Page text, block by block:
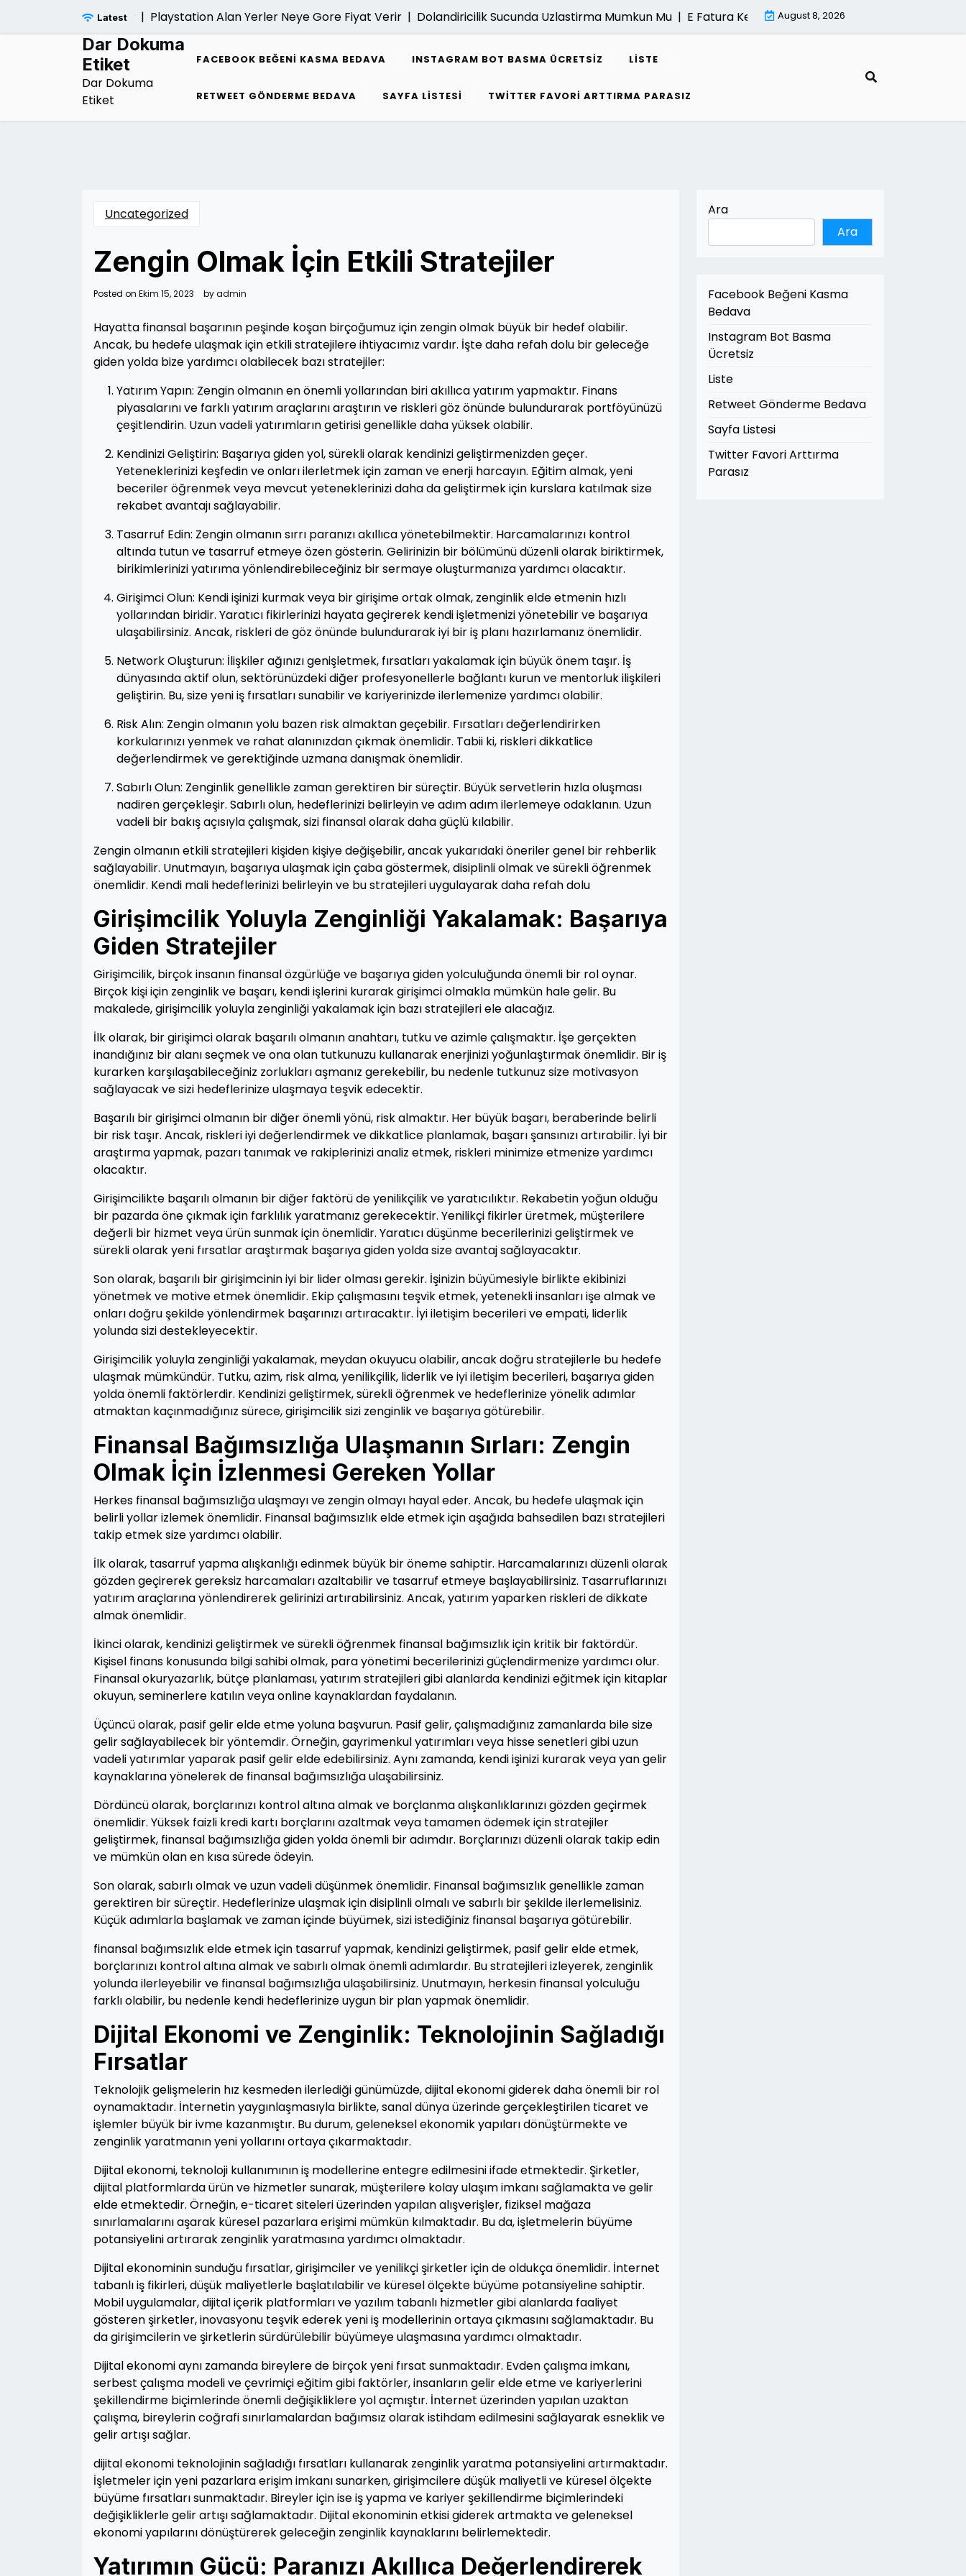
LatestPlaystation Alan Yerler Neye Gore Fiyat Verir |Dolandiricilik Sucunda Uzlastirma Mumkun Mu |E Fatura Kesme Sureci |Mimari Render Hizmeti
August 8, 2026
Dar Dokuma
Etiket
Dar Dokuma
Etiket
FACEBOOK BEĞENI KASMA BEDAVA INSTAGRAM BOT BASMA ÜCRETSIZ LISTE
RETWEET GÖNDERME BEDAVA SAYFA LISTESI TWITTER FAVORI ARTTIRMA PARASIZ
Uncategorized
Zengin Olmak İçin Etkili Stratejiler
Posted on Ekim 15, 2023 byadmin
Hayatta finansal başarının peşinde koşan birçoğumuz için zengin olmak büyük bir hedef olabilir.
Ancak, bu hedefe ulaşmak için etkili stratejilere ihtiyacımız vardır. İşte daha refah dolu bir geleceğe
giden yolda bize yardımcı olabilecek bazı stratejiler:
Yatırım Yapın: Zengin olmanın en önemli yollarından biri akıllıca yatırım yapmaktır. Finans
piyasalarını ve farklı yatırım araçlarını araştırın ve riskleri göz önünde bulundurarak portföyünüzü
çeşitlendirin. Uzun vadeli yatırımların getirisi genellikle daha yüksek olabilir.
Kendinizi Geliştirin: Başarıya giden yol, sürekli olarak kendinizi geliştirmenizden geçer.
Yeteneklerinizi keşfedin ve onları ilerletmek için zaman ve enerji harcayın. Eğitim almak, yeni
beceriler öğrenmek veya mevcut yeteneklerinizi daha da geliştirmek için kurslara katılmak size
rekabet avantajı sağlayabilir.
Tasarruf Edin: Zengin olmanın sırrı paranızı akıllıca yönetebilmektir. Harcamalarınızı kontrol
altında tutun ve tasarruf etmeye özen gösterin. Gelirinizin bir bölümünü düzenli olarak biriktirmek,
birikimlerinizi yatırıma yönlendirebileceğiniz bir sermaye oluşturmanıza yardımcı olacaktır.
Girişimci Olun: Kendi işinizi kurmak veya bir girişime ortak olmak, zenginlik elde etmenin hızlı
yollarından biridir. Yaratıcı fikirlerinizi hayata geçirerek kendi işletmenizi yönetebilir ve başarıya
ulaşabilirsiniz. Ancak, riskleri de göz önünde bulundurarak iyi bir iş planı hazırlamanız önemlidir.
Network Oluşturun: İlişkiler ağınızı genişletmek, fırsatları yakalamak için büyük önem taşır. İş
dünyasında aktif olun, sektörünüzdeki diğer profesyonellerle bağlantı kurun ve mentorluk ilişkileri
geliştirin. Bu, size yeni iş fırsatları sunabilir ve kariyerinizde ilerlemenize yardımcı olabilir.
Risk Alın: Zengin olmanın yolu bazen risk almaktan geçebilir. Fırsatları değerlendirirken
korkularınızı yenmek ve rahat alanınızdan çıkmak önemlidir. Tabii ki, riskleri dikkatlice
değerlendirmek ve gerektiğinde uzmana danışmak önemlidir.
Sabırlı Olun: Zenginlik genellikle zaman gerektiren bir süreçtir. Büyük servetlerin hızla oluşması
nadiren gerçekleşir. Sabırlı olun, hedeflerinizi belirleyin ve adım adım ilerlemeye odaklanın. Uzun
vadeli bir bakış açısıyla çalışmak, sizi finansal olarak daha güçlü kılabilir.
Zengin olmanın etkili stratejileri kişiden kişiye değişebilir, ancak yukarıdaki öneriler genel bir rehberlik
sağlayabilir. Unutmayın, başarıya ulaşmak için çaba göstermek, disiplinli olmak ve sürekli öğrenmek
önemlidir. Kendi mali hedeflerinizi belirleyin ve bu stratejileri uygulayarak daha refah dolu
Girişimcilik Yoluyla Zenginliği Yakalamak: Başarıya
Giden Stratejiler
Girişimcilik, birçok insanın finansal özgürlüğe ve başarıya giden yolculuğunda önemli bir rol oynar.
Birçok kişi için zenginlik ve başarı, kendi işlerini kurarak girişimci olmakla mümkün hale gelir. Bu
makalede, girişimcilik yoluyla zenginliği yakalamak için bazı stratejileri ele alacağız.
İlk olarak, bir girişimci olarak başarılı olmanın anahtarı, tutku ve azimle çalışmaktır. İşe gerçekten
inandığınız bir alanı seçmek ve ona olan tutkunuzu kullanarak enerjinizi yoğunlaştırmak önemlidir. Bir iş
kurarken karşılaşabileceğiniz zorlukları aşmanız gerekebilir, bu nedenle tutkunuz size motivasyon
sağlayacak ve sizi hedeflerinize ulaşmaya teşvik edecektir.
Başarılı bir girişimci olmanın bir diğer önemli yönü, risk almaktır. Her büyük başarı, beraberinde belirli
bir risk taşır. Ancak, riskleri iyi değerlendirmek ve dikkatlice planlamak, başarı şansınızı artırabilir. İyi bir
araştırma yapmak, pazarı tanımak ve rakiplerinizi analiz etmek, riskleri minimize etmenize yardımcı
olacaktır.
Girişimcilikte başarılı olmanın bir diğer faktörü de yenilikçilik ve yaratıcılıktır. Rekabetin yoğun olduğu
bir pazarda öne çıkmak için farklılık yaratmanız gerekecektir. Yenilikçi fikirler üretmek, müşterilere
değerli bir hizmet veya ürün sunmak için önemlidir. Yaratıcı düşünme becerilerinizi geliştirmek ve
sürekli olarak yeni fırsatlar araştırmak başarıya giden yolda size avantaj sağlayacaktır.
Son olarak, başarılı bir girişimcinin iyi bir lider olması gerekir. İşinizin büyümesiyle birlikte ekibinizi
yönetmek ve motive etmek önemlidir. Ekip çalışmasını teşvik etmek, yetenekli insanları işe almak ve
onları doğru şekilde yönlendirmek başarınızı artıracaktır. İyi iletişim becerileri ve empati, liderlik
yolunda sizi destekleyecektir.
Girişimcilik yoluyla zenginliği yakalamak, meydan okuyucu olabilir, ancak doğru stratejilerle bu hedefe
ulaşmak mümkündür. Tutku, azim, risk alma, yenilikçilik, liderlik ve iyi iletişim becerileri, başarıya giden
yolda önemli faktörlerdir. Kendinizi geliştirmek, sürekli öğrenmek ve hedeflerinize yönelik adımlar
atmaktan kaçınmadığınız sürece, girişimcilik sizi zenginlik ve başarıya götürebilir.
Finansal Bağımsızlığa Ulaşmanın Sırları: Zengin
Olmak İçin İzlenmesi Gereken Yollar
Herkes finansal bağımsızlığa ulaşmayı ve zengin olmayı hayal eder. Ancak, bu hedefe ulaşmak için
belirli yollar izlemek önemlidir. Finansal bağımsızlık elde etmek için aşağıda bahsedilen bazı stratejileri
takip etmek size yardımcı olabilir.
İlk olarak, tasarruf yapma alışkanlığı edinmek büyük bir öneme sahiptir. Harcamalarınızı düzenli olarak
gözden geçirerek gereksiz harcamaları azaltabilir ve tasarruf etmeye başlayabilirsiniz. Tasarruflarınızı
yatırım araçlarına yönlendirerek gelirinizi artırabilirsiniz. Ancak, yatırım yaparken riskleri de dikkate
almak önemlidir.
İkinci olarak, kendinizi geliştirmek ve sürekli öğrenmek finansal bağımsızlık için kritik bir faktördür.
Kişisel finans konusunda bilgi sahibi olmak, para yönetimi becerilerinizi güçlendirmenize yardımcı olur.
Finansal okuryazarlık, bütçe planlaması, yatırım stratejileri gibi alanlarda kendinizi eğitmek için kitaplar
okuyun, seminerlere katılın veya online kaynaklardan faydalanın.
Üçüncü olarak, pasif gelir elde etme yoluna başvurun. Pasif gelir, çalışmadığınız zamanlarda bile size
gelir sağlayabilecek bir yöntemdir. Örneğin, gayrimenkul yatırımları veya hisse senetleri gibi uzun
vadeli yatırımlar yaparak pasif gelir elde edebilirsiniz. Aynı zamanda, kendi işinizi kurarak veya yan gelir
kaynaklarına yönelerek de finansal bağımsızlığa ulaşabilirsiniz.
Dördüncü olarak, borçlarınızı kontrol altına almak ve borçlanma alışkanlıklarınızı gözden geçirmek
önemlidir. Yüksek faizli kredi kartı borçlarını azaltmak veya tamamen ödemek için stratejiler
geliştirmek, finansal bağımsızlığa giden yolda önemli bir adımdır. Borçlarınızı düzenli olarak takip edin
ve mümkün olan en kısa sürede ödeyin.
Son olarak, sabırlı olmak ve uzun vadeli düşünmek önemlidir. Finansal bağımsızlık genellikle zaman
gerektiren bir süreçtir. Hedeflerinize ulaşmak için disiplinli olmalı ve sabırlı bir şekilde ilerlemelisiniz.
Küçük adımlarla başlamak ve zaman içinde büyümek, sizi istediğiniz finansal başarıya götürebilir.
finansal bağımsızlık elde etmek için tasarruf yapmak, kendinizi geliştirmek, pasif gelir elde etmek,
borçlarınızı kontrol altına almak ve sabırlı olmak önemli adımlardır. Bu stratejileri izleyerek, zenginlik
yolunda ilerleyebilir ve finansal bağımsızlığa ulaşabilirsiniz. Unutmayın, herkesin finansal yolculuğu
farklı olabilir, bu nedenle kendi hedeflerinize uygun bir plan yapmak önemlidir.
Dijital Ekonomi ve Zenginlik: Teknolojinin Sağladığı
Fırsatlar
Teknolojik gelişmelerin hız kesmeden ilerlediği günümüzde, dijital ekonomi giderek daha önemli bir rol
oynamaktadır. İnternetin yaygınlaşmasıyla birlikte, sanal dünya üzerinde gerçekleştirilen ticaret ve
işlemler büyük bir ivme kazanmıştır. Bu durum, geleneksel ekonomik yapıları dönüştürmekte ve
zenginlik yaratmanın yeni yollarını ortaya çıkarmaktadır.
Dijital ekonomi, teknoloji kullanımının iş modellerine entegre edilmesini ifade etmektedir. Şirketler,
dijital platformlarda ürün ve hizmetler sunarak, müşterilere kolay ulaşım imkanı sağlamakta ve gelir
elde etmektedir. Örneğin, e-ticaret siteleri üzerinden yapılan alışverişler, fiziksel mağaza
sınırlamalarını aşarak küresel pazarlara erişimi mümkün kılmaktadır. Bu da, işletmelerin büyüme
potansiyelini artırarak zenginlik yaratmasına yardımcı olmaktadır.
Dijital ekonominin sunduğu fırsatlar, girişimciler ve yenilikçi şirketler için de oldukça önemlidir. İnternet
tabanlı iş fikirleri, düşük maliyetlerle başlatılabilir ve küresel ölçekte büyüme potansiyeline sahiptir.
Mobil uygulamalar, dijital içerik platformları ve yazılım tabanlı hizmetler gibi alanlarda faaliyet
gösteren şirketler, inovasyonu teşvik ederek yeni iş modellerinin ortaya çıkmasını sağlamaktadır. Bu
da girişimcilerin ve şirketlerin sürdürülebilir büyümeye ulaşmasına yardımcı olmaktadır.
Dijital ekonomi aynı zamanda bireylere de birçok yeni fırsat sunmaktadır. Evden çalışma imkanı,
serbest çalışma modeli ve çevrimiçi eğitim gibi faktörler, insanların gelir elde etme ve kariyerlerini
şekillendirme biçimlerinde önemli değişikliklere yol açmıştır. İnternet üzerinden yapılan uzaktan
çalışma, bireylerin coğrafi sınırlamalardan bağımsız olarak istihdam edilmesini sağlayarak esneklik ve
gelir artışı sağlar.
dijital ekonomi teknolojinin sağladığı fırsatları kullanarak zenginlik yaratma potansiyelini artırmaktadır.
İşletmeler için yeni pazarlara erişim imkanı sunarken, girişimcilere düşük maliyetli ve küresel ölçekte
büyüme fırsatları sunmaktadır. Bireyler için ise iş yapma ve kariyer şekillendirme biçimlerindeki
değişikliklerle gelir artışı sağlamaktadır. Dijital ekonominin etkisi giderek artmakta ve geleneksel
ekonomi yapılarını dönüştürerek geleceğin zenginlik kaynaklarını belirlemektedir.
Yatırımın Gücü: Paranızı Akıllıca Değerlendirerek
Ara
Ara
Facebook Beğeni Kasma
Bedava
Instagram Bot Basma
Ücretsiz
Liste
Retweet Gönderme Bedava
Sayfa Listesi
Twitter Favori Arttırma
Parasız